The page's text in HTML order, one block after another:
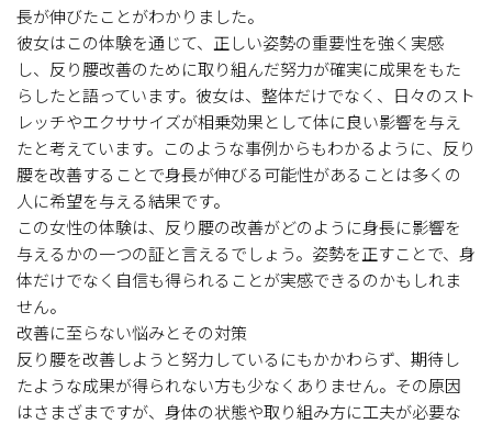
長が伸びたことがわかりました。
彼女はこの体験を通じて、正しい姿勢の重要性を強く実感
し、反り腰改善のために取り組んだ努力が確実に成果をもた
らしたと語っています。彼女は、整体だけでなく、日々のスト
レッチやエクササイズが相乗効果として体に良い影響を与え
たと考えています。このような事例からもわかるように、反り
腰を改善することで身長が伸びる可能性があることは多くの
人に希望を与える結果です。
この女性の体験は、反り腰の改善がどのように身長に影響を
与えるかの一つの証と言えるでしょう。姿勢を正すことで、身
体だけでなく自信も得られることが実感できるのかもしれま
せん。
改善に至らない悩みとその対策
反り腰を改善しようと努力しているにもかかわらず、期待し
たような成果が得られない方も少なくありません。その原因
はさまざまですが、身体の状態や取り組み方に工夫が必要な